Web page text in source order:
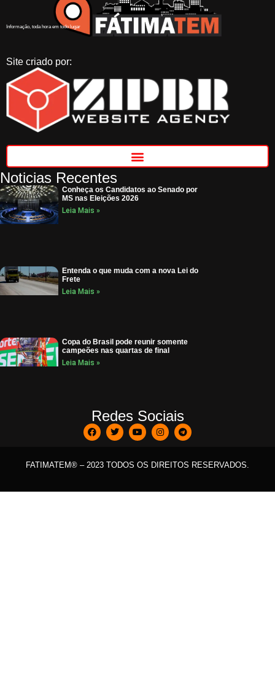
Informação, toda hora em todo lugar
Site criado por:
Noticias Recentes
Conheça os Candidatos ao Senado por
MS nas Eleições 2026
Leia Mais »
Entenda o que muda com a nova Lei do
Frete
Leia Mais »
Copa do Brasil pode reunir somente
campeões nas quartas de final
Leia Mais »
Redes Sociais
FATIMATEM® – 2023 TODOS OS DIREITOS RESERVADOS.